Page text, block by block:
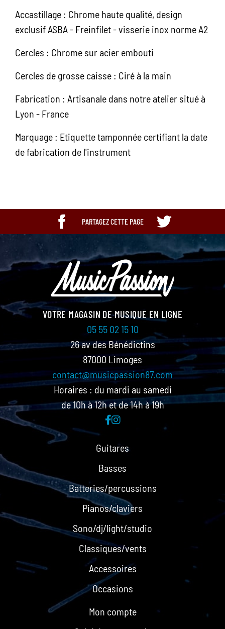
Accastillage : Chrome haute qualité, design
exclusif ASBA - Freinfilet - visserie inox norme A2
Cercles : Chrome sur acier embouti
Cercles de grosse caisse : Ciré à la main
Fabrication : Artisanale dans notre atelier situé à
Lyon - France
Marquage : Etiquette tamponnée certifiant la date
de fabrication de l'instrument
PARTAGEZ CETTE PAGE
Guitares
Basses
Batteries/percussions
Pianos/claviers
Sono/dj/light/studio
Classiques/vents
Accessoires
Occasions
VOTRE MAGASIN DE MUSIQUE EN LIGNE
05 55 02 15 10
26 av des Bénédictins
87000 Limoges
contact@musicpassion87.com
Horaires : du mardi au samedi
de 10h à 12h et de 14h à 19h
Mon compte